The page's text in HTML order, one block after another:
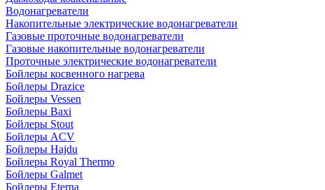
Водонагреватели
Накопительные электрические водонагреватели
Газовые проточные водонагреватели
Газовые накопительные водонагреватели
Проточные электрические водонагреватели
Бойлеры косвенного нагрева
Бойлеры Drazice
Бойлеры Vessen
Бойлеры Baxi
Бойлеры Stout
Бойлеры ACV
Бойлеры Hajdu
Бойлеры Royal Thermo
Бойлеры Galmet
Бойлеры Eterna